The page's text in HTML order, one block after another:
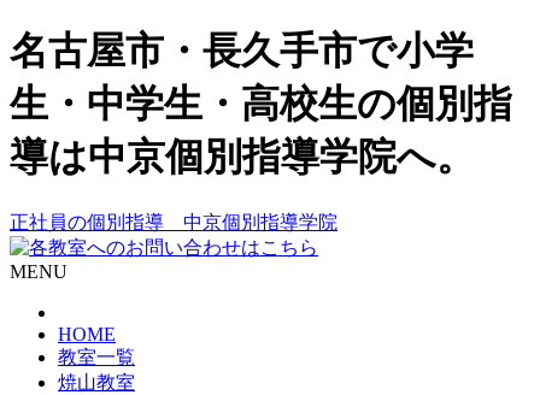
名古屋市・長久手市で小学
生・中学生・高校生の個別指
導は中京個別指導学院へ。
正社員の個別指導 中京個別指導学院
MENU
HOME
教室一覧
焼山教室